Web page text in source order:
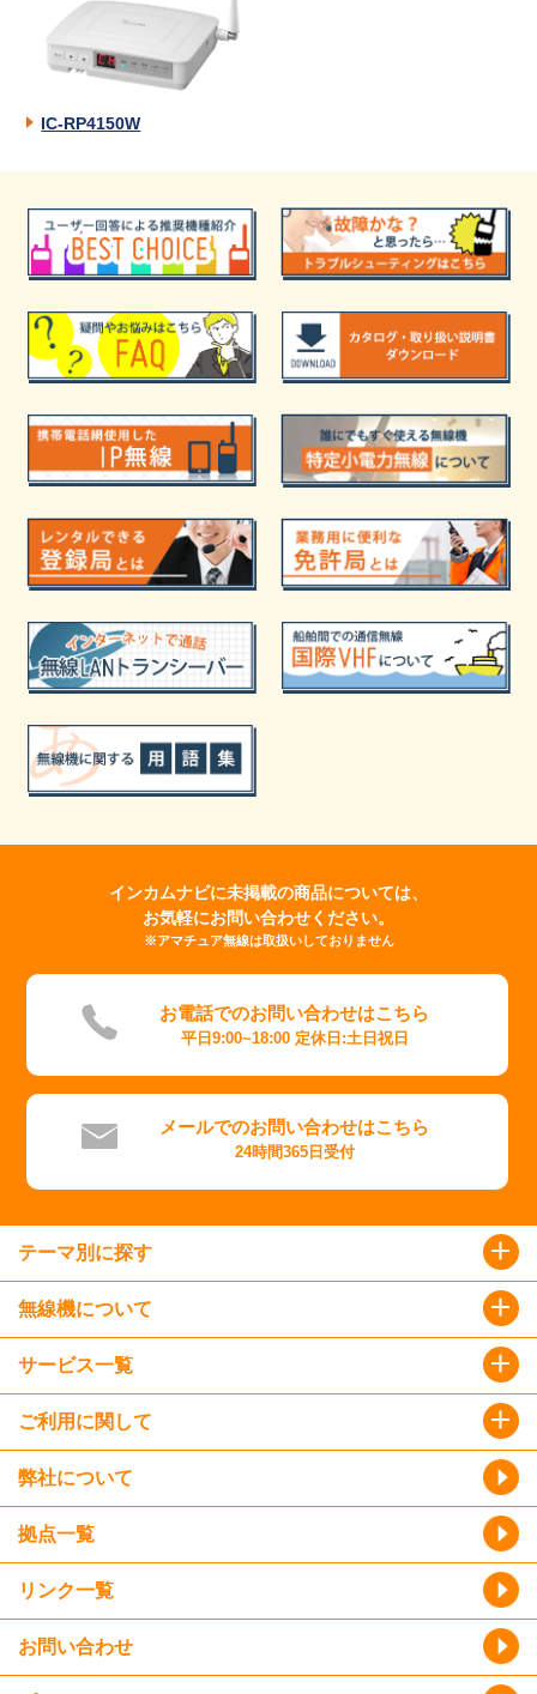
IC-RP4150W
インカムナビに未掲載の商品については、
お気軽にお問い合わせください。
※アマチュア無線は取扱いしておりません
お電話でのお問い合わせはこちら
平日9:00~18:00 定休日:土日祝日
メールでのお問い合わせはこちら
24時間365日受付
テーマ別に探す
無線機について
サービス一覧
ご利用に関して
弊社について
拠点一覧
リンク一覧
お問い合わせ